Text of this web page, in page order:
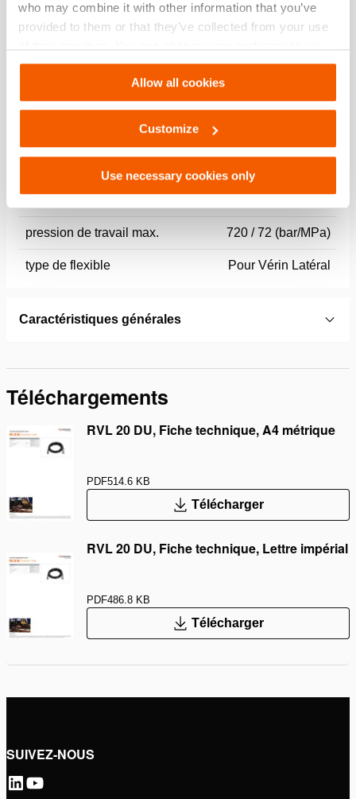
who may combine it with other information that you’ve
provided to them or that they’ve collected from your use
Settings. See ourcookiestatement.
Allow all cookies
Customize
Use necessary cookies only
Spécifications
Numéro d'article 100.570.296
pression de travail max. 720 / 72 (bar/MPa)
type de flexible Pour Vérin Latéral
Caractéristiques générales
Téléchargements
RVL 20 DU, Fiche technique, A4 métrique
PDF514.6 KB
Télécharger
RVL 20 DU, Fiche technique, Lettre impérial
PDF486.8 KB
Télécharger
SUIVEZ-NOUS